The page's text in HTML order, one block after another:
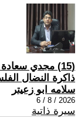
(15) مجدي
ذاكرة النضال
سلامه ابو زعيتر
2026 / 8 / 6
سيرة ذاتية